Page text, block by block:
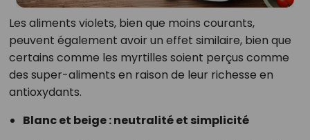
Les aliments violets, bien que moins courants,
peuvent également avoir un effet similaire, bien que
certains comme les myrtilles soient perçus comme
des super-aliments en raison de leur richesse en
antioxydants.
Blanc et beige : neutralité et simplicité